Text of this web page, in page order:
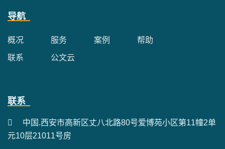
导航
概况 服务 案例 帮助
联系 公文云
联系
中国.西安市高新区丈八北路80号爱博苑小区第11幢2单
元10层21011号房